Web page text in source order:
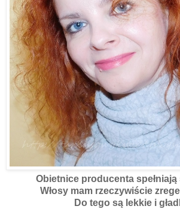
Obietnice producenta spełniają
Włosy mam rzeczywiście
Do tego są lekkie i